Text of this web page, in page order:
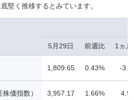
堅く推移するとみています。
5月29日 前週比 1ヵ月
1,809.65 0.43% -
価指数） 3,957.17 1.66%